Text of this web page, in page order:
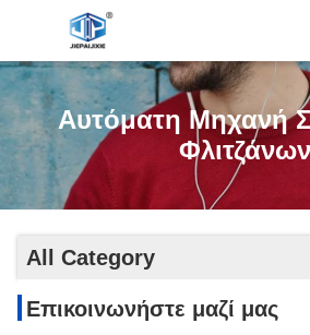
Αυτόματη Μηχανή
Φλιτζάνων
All Category
Επικοινωνήστε μαζί μας